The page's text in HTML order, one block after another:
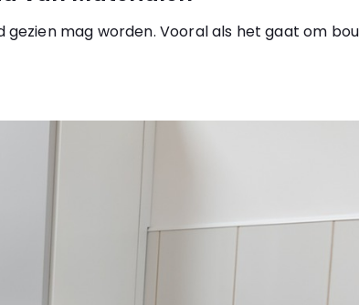
mag worden. Vooral als het gaat om